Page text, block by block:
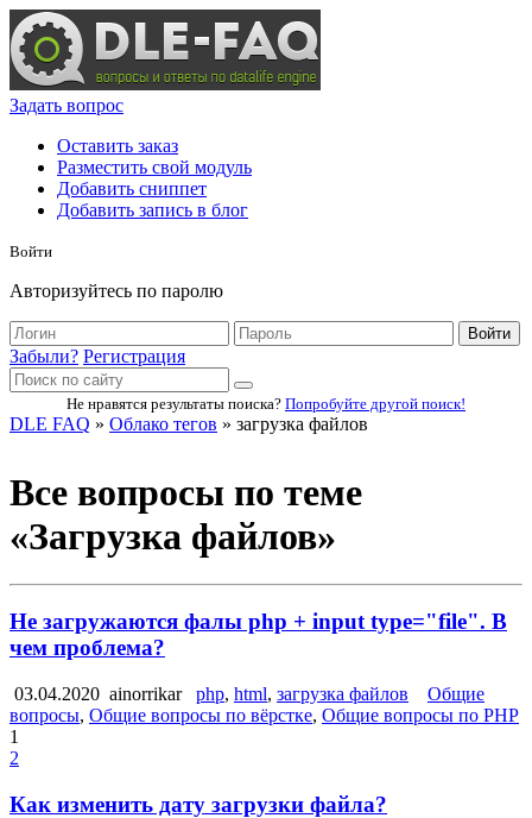
Задать вопрос
Оставить заказ
Разместить свой модуль
Добавить сниппет
Добавить запись в блог
Войти
Авторизуйтесь по паролю
Войти
Забыли? Регистрация
Не нравятся результаты поиска? Попробуйте другой поиск!
DLE FAQ » Облако тегов » загрузка файлов
Все вопросы по теме
«Загрузка файлов»
Не загружаются фалы php + input type="file". В
чем проблема?
03.04.2020 ainorrikar php, html, загрузка файлов
Общие
вопросы, Общие вопросы по вёрстке, Общие вопросы по PHP
1
2
Как изменить дату загрузки файла?